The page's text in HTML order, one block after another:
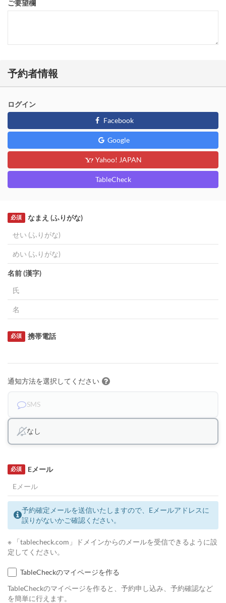
ご要望欄
予約者情報
ログイン
Facebook
Google
Yahoo! JAPAN
TableCheck
なまえ (ふりがな)
必須
名前 (漢字)
携帯電話
必須
通知方法を選択してください
SMS
なし
Eメール
必須
予約確定メールを送信いたしますので、Eメールアドレスに
誤りがないかご確認ください。
※ 「tablecheck.com」ドメインからのメールを受信できるように設
定してください。
TableCheckのマイページを作る
TableCheckのマイページを作ると、予約申し込み、予約確認など
を簡単に行えます。